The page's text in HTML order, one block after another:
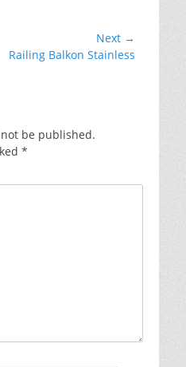
Next →
Next
Railing Balkon Stainless
be published.
*